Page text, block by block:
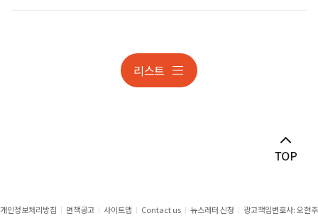
개인정보 조사대응 및 분쟁리스트
개인정보처리방침 면책공고 사이트맵 Contact us 뉴스레터 신청 광고책임변호사: 오현주